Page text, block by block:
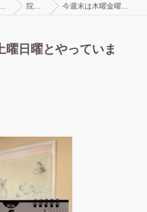
院長ブログ 今週末は木曜金曜土曜日曜とやっています。
曜日曜とやっていま